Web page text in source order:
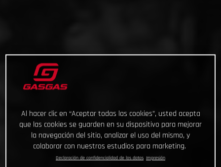
Al hacer clic en “Aceptar todas las cookies”, usted acepta
que las cookies se guarden en su dispositivo para mejorar
la navegación del sitio, analizar el uso del mismo, y
colaborar con nuestros estudios para marketing.
Declaración de confidencialidad de los datos Impresión